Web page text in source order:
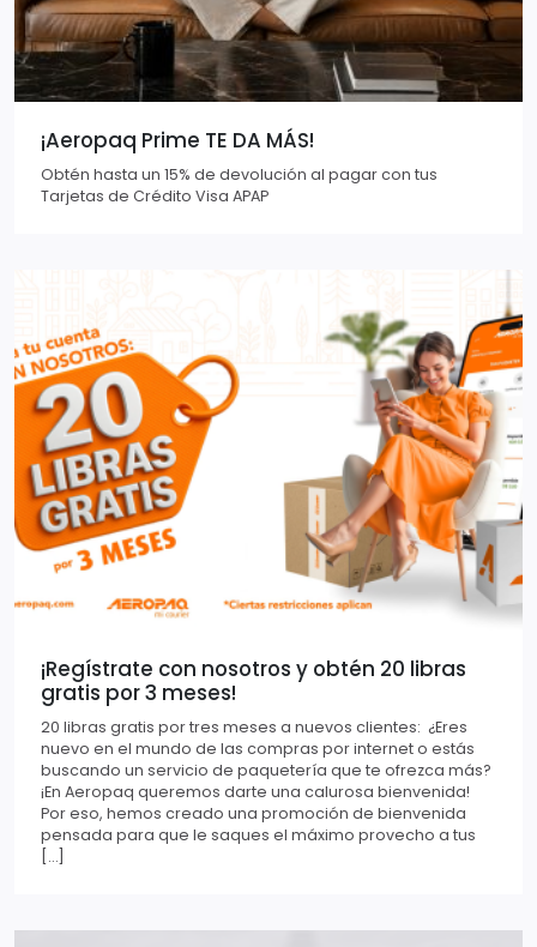
¡Aeropaq Prime TE DA MÁS!
Obtén hasta un 15% de devolución al pagar con tus
Tarjetas de Crédito Visa APAP
¡Regístrate con nosotros y obtén 20 libras
gratis por 3 meses!
20 libras gratis por tres meses a nuevos clientes: ¿Eres
nuevo en el mundo de las compras por internet o estás
buscando un servicio de paquetería que te ofrezca más?
¡En Aeropaq queremos darte una calurosa bienvenida!
Por eso, hemos creado una promoción de bienvenida
pensada para que le saques el máximo provecho a tus
[…]